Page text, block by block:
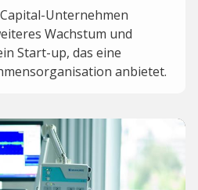
Unternehmen
Wachstum und
Start-up, das eine
anbietet.